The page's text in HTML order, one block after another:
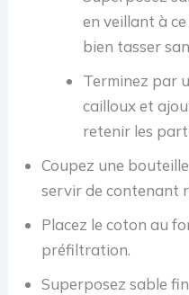
en veillant à
bien tasser
Terminez par
cailloux et
retenir les
Coupez une
servir de contenant
Placez le coton au
préfiltration.
Superposez sable